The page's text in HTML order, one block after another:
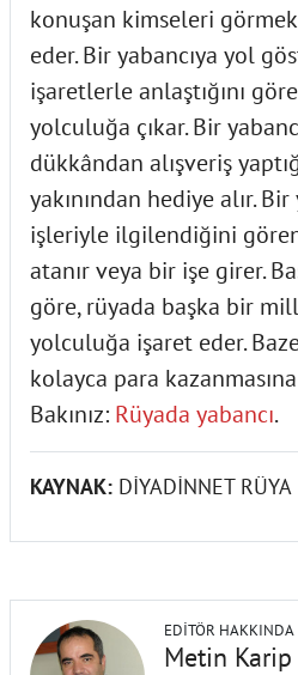
konuşan kimseleri
eder. Bir yabancıya yol
işaretlerle anlaştığını
yolculuğa çıkar. Bir
dükkândan alışveriş
yakınından hediye alır.
işleriyle ilgilendiğini
atanır veya bir işe girer.
göre, rüyada başka bir
yolculuğa işaret eder.
kolayca para
Bakınız: Rüyada yabancı.
KAYNAK: DİYADİNNET RÜYA
EDITÖR HAKKINDA
Metin Karip